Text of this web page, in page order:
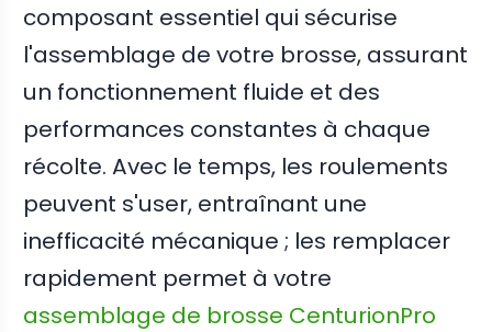
composant essentiel qui sécurise
l'assemblage de votre brosse, assurant
un fonctionnement fluide et des
performances constantes à chaque
récolte. Avec le temps, les roulements
peuvent s'user, entraînant une
inefficacité mécanique ; les remplacer
rapidement permet à votre
assemblage de brosse CenturionPro